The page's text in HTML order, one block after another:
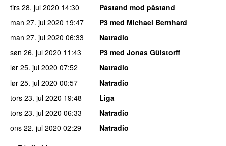
tirs 28. jul 2020 14:30
Påstand mod påstand
man 27. jul 2020 19:47
P3 med Michael Bernhard
man 27. jul 2020 06:33
Natradio
søn 26. jul 2020 11:43
P3 med Jonas Gülstorff
lør 25. jul 2020 07:52
Natradio
lør 25. jul 2020 00:57
Natradio
tors 23. jul 2020 19:48
Liga
tors 23. jul 2020 06:33
Natradio
ons 22. jul 2020 02:29
Natradio